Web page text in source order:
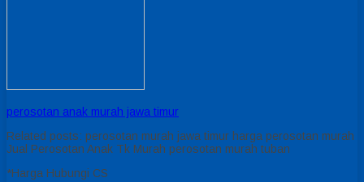
perosotan anak murah jawa timur
Related posts: perosotan murah jawa timur harga perosotan murah
Jual Perosotan Anak Tk Murah perosotan murah tuban
*Harga Hubungi CS